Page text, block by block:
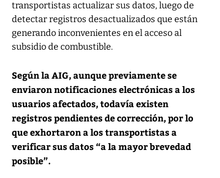
transportistas actualizar sus datos, luego de
detectar registros desactualizados que están
generando inconvenientes en el acceso al
subsidio de combustible.
Según la AIG, aunque previamente se
enviaron notificaciones electrónicas a los
usuarios afectados, todavía existen
registros pendientes de corrección, por lo
que exhortaron a los transportistas a
verificar sus datos “a la mayor brevedad
posible”.